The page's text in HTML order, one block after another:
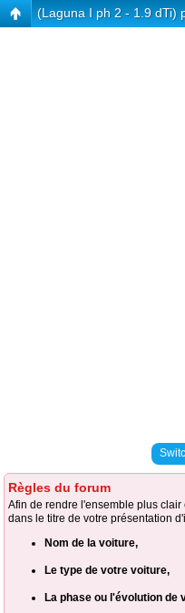
(Laguna I ph 2 - 1.9 dTi)
Règles du forum
Afin de rendre l'ensemble plus
dans le titre de votre présentation
Nom de la voiture,
Le type de votre voiture,
La phase ou l'évolution de